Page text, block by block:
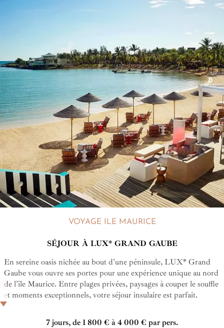
VOYAGE ILE MAURICE
SÉJOUR À LUX* GRAND GAUBE
En sereine oasis nichée au bout d'une péninsule, LUX* Grand
Gaube vous ouvre ses portes pour une expérience unique au nord
de l'île Maurice. Entre plages privées, paysages à couper le souffle
et moments exceptionnels, votre séjour insulaire est parfait.
Entrez dans une parenthèse enchanteresse où calme et
émerveillement sont au rendez-vous.
7 jours, de 1 800 € à 4 000 € par pers.